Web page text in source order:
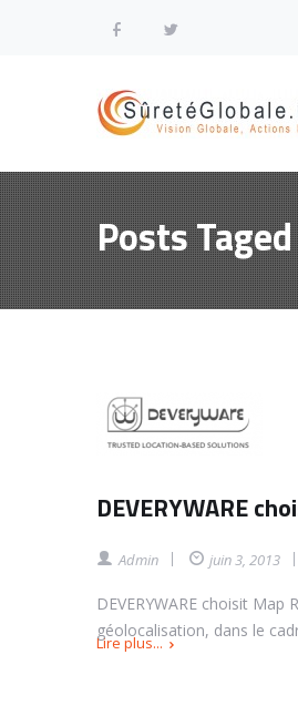
Posts
DEVERYWARE
Admin juin 3, 2013
DEVERYWARE choisit
géolocalisation, dans le
Lire plus...